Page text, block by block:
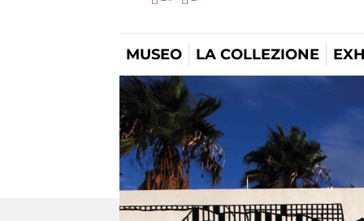
MUSEO LA COLLEZIONE